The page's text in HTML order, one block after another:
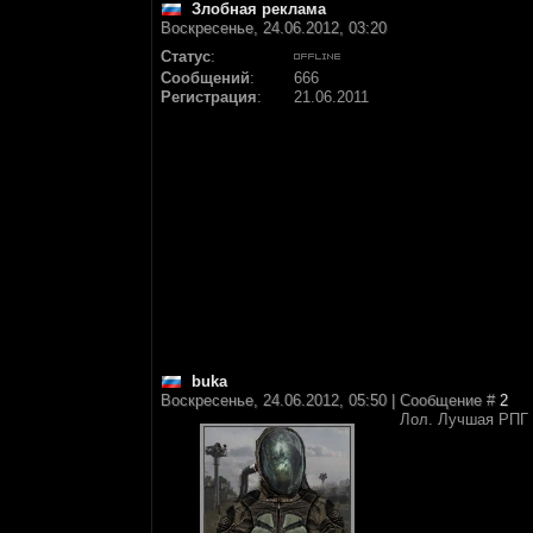
Злобная реклама
Воскресенье, 24.06.2012, 03:20
Статус:
Сообщений:
666
Регистрация: 21.06.2011
buka
Воскресенье, 24.06.2012, 05:50 | Сообщение # 2
Лол. Лучшая РПГ